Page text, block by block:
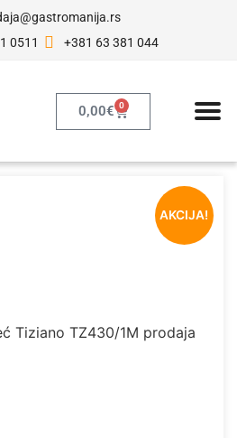
0511
+381 63 381 044
0,00€ 0
AKCIJA!